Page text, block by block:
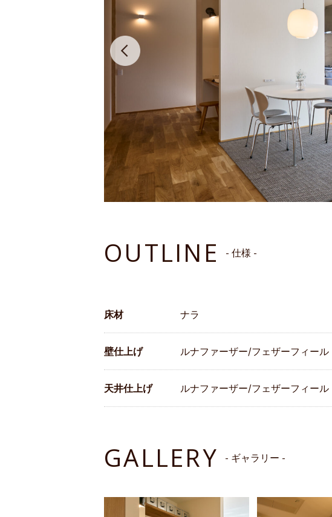
OUTLINE - 仕様 -
床材 ナラ
壁仕上げ ルナファーザー/フェザーフィール
天井仕上げ ルナファーザー/フェザーフィール
GALLERY - ギャラリー -